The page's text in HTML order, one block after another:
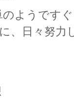
ようです
、日々努力